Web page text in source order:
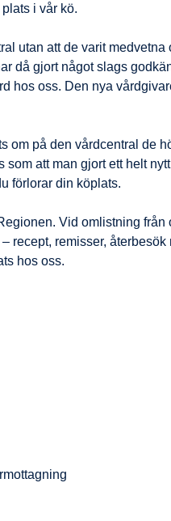
i vår kö.
utan att de varit
då gjort något slags
hos oss. Den nya
om på den vårdcentral de
att man gjort ett helt
förlorar din köplats.
Vid omlistning
remisser,
hos oss.